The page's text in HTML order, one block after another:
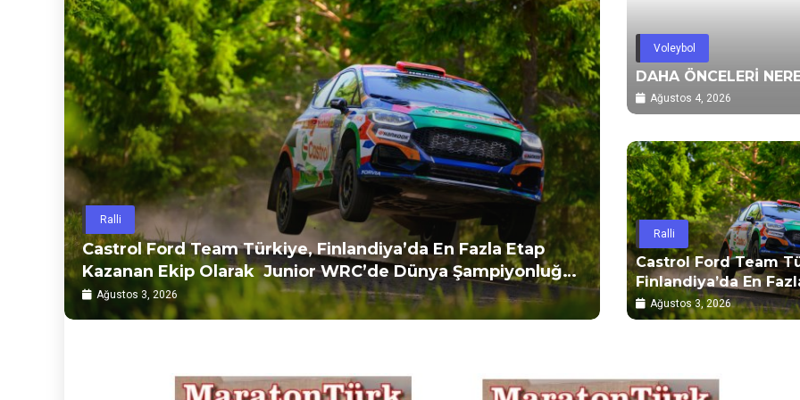
Voleybol
ŞAMPİYON SULTANLAR…
Temmuz 27, 2026
SULTANLAR
Temmuz 26, 2026
Voleybol
DAHA ÖNCELERİ
Ağustos 4, 2026
Ralli
Castrol Ford Team
Finlandiya’da En
Kazanan Ekip
WRC’de Dünya
Ağustos 3, 2026